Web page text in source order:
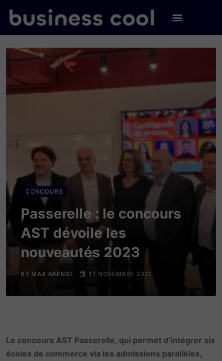
CONCOURS
Passerelle : le concours
AST dévoile les
nouveautés 2023
BY MAX ARENGI 17 NOVEMBRE 2022
Le concours AST Passerelle, qui permet d’intégrer six
écoles de commerce via les admissions parallèles,